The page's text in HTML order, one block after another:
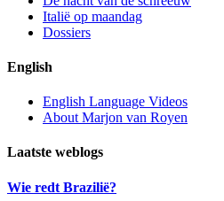
Italië op maandag
Dossiers
English
English Language Videos
About Marjon van Royen
Laatste weblogs
Wie redt Brazilië?